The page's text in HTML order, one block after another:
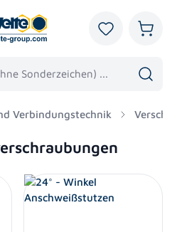
Du hast 0
Verbindungstechnik